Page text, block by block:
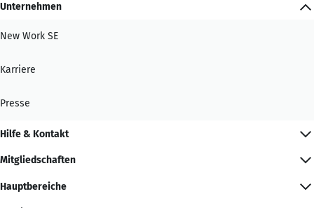
Unternehmen
New Work SE
Karriere
Presse
Hilfe & Kontakt
Mitgliedschaften
Hauptbereiche